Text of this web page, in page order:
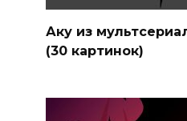
Аку из
(30 картинок)